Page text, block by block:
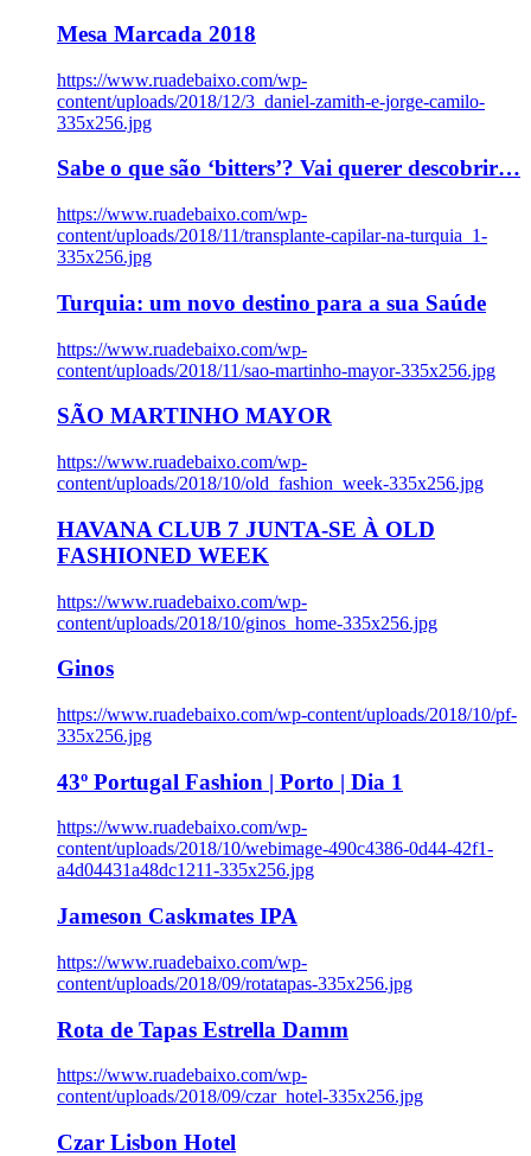
Mesa Marcada 2018
https://www.ruadebaixo.com/wp-
content/uploads/2018/12/3_daniel-zamith-e-jorge-camilo-
335x256.jpg
Sabe o que são ‘bitters’? Vai querer descobrir…
https://www.ruadebaixo.com/wp-
content/uploads/2018/11/transplante-capilar-na-turquia_1-
335x256.jpg
Turquia: um novo destino para a sua Saúde
https://www.ruadebaixo.com/wp-
content/uploads/2018/11/sao-martinho-mayor-335x256.jpg
SÃO MARTINHO MAYOR
https://www.ruadebaixo.com/wp-
content/uploads/2018/10/old_fashion_week-335x256.jpg
HAVANA CLUB 7 JUNTA-SE À OLD
FASHIONED WEEK
https://www.ruadebaixo.com/wp-
content/uploads/2018/10/ginos_home-335x256.jpg
Ginos
https://www.ruadebaixo.com/wp-content/uploads/2018/10/pf-
335x256.jpg
43º Portugal Fashion | Porto | Dia 1
https://www.ruadebaixo.com/wp-
content/uploads/2018/10/webimage-490c4386-0d44-42f1-
a4d04431a48dc1211-335x256.jpg
Jameson Caskmates IPA
https://www.ruadebaixo.com/wp-
content/uploads/2018/09/rotatapas-335x256.jpg
Rota de Tapas Estrella Damm
https://www.ruadebaixo.com/wp-
content/uploads/2018/09/czar_hotel-335x256.jpg
Czar Lisbon Hotel